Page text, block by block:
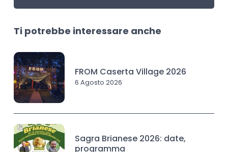
Ti potrebbe interessare anche
FROM Caserta Village 2026
6 Agosto 2026
Sagra Brianese 2026: date,
programma